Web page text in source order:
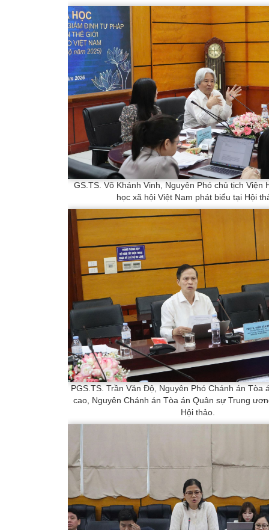
GS.TS. Võ Khánh Vinh, Nguyên Phó chủ tịch Viện
học xã hội Việt Nam phát biểu tại Hội
PGS.TS. Trần Văn Độ, Nguyên Phó Chánh án Tòa
cao, Nguyên Chánh án Tòa án Quân sự Trung
Hội thảo.